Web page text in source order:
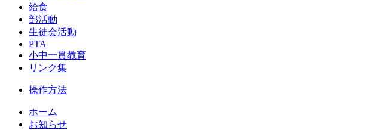
給食
部活動
生徒会活動
PTA
小中一貫教育
リンク集
操作方法
ホーム
お知らせ